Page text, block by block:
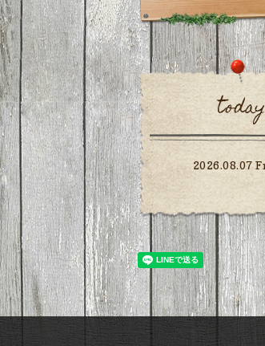
today
2026.08.07